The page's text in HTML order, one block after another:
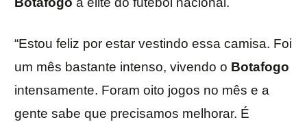
“Estou feliz por estar vestindo essa camisa. Foi
um mês bastante intenso, vivendo o Botafogo
intensamente. Foram oito jogos no mês e a
gente sabe que precisamos melhorar. É